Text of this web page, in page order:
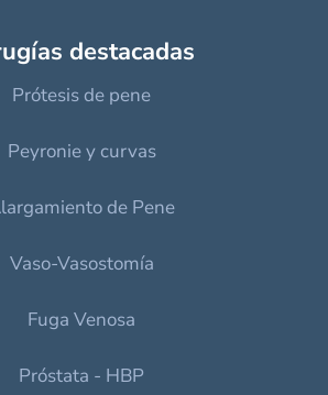
destacadas
Prótesis de pene
Peyronie y curvas
de Pene
Vaso-Vasostomía
Fuga Venosa
Próstata - HBP